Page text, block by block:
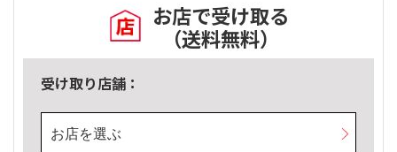
お店で受け取る
（送料無料）
受け取り店舗：
お店を選ぶ